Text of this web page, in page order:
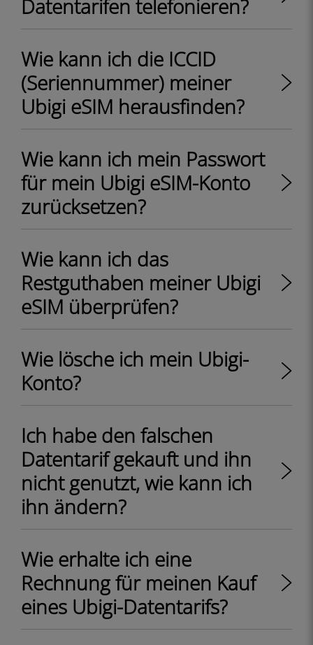
Datentarifen telefonieren?
Wie kann ich die ICCID
(Seriennummer) meiner
Ubigi eSIM herausfinden?
Wie kann ich mein Passwort
für mein Ubigi eSIM-Konto
zurücksetzen?
Wie kann ich das
Restguthaben meiner Ubigi
eSIM überprüfen?
Wie lösche ich mein Ubigi-
Konto?
Ich habe den falschen
Datentarif gekauft und ihn
nicht genutzt, wie kann ich
ihn ändern?
Wie erhalte ich eine
Rechnung für meinen Kauf
eines Ubigi-Datentarifs?